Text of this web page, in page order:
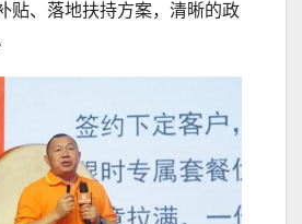
贴、落地扶持方案，清晰的政